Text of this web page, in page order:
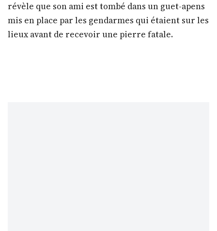
révèle que son ami est tombé dans un guet-apens
mis en place par les gendarmes qui étaient sur les
lieux avant de recevoir une pierre fatale.